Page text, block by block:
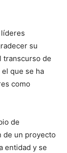
su
transcurso de
que se ha
como
de
de un proyecto
entidad y se